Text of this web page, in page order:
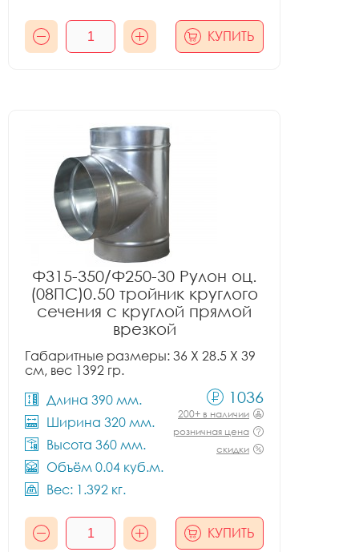
КУПИТЬ
Ф315-350/Ф250-30 Рулон оц.
(08ПС)0.50 тройник круглого
сечения с круглой прямой
врезкой
Габаритные размеры: 36 X 28.5 X 39
см, вес 1392 гр.
Длина 390 мм.
Ширина 320 мм.
Высота 360 мм.
Объём 0.04 куб.м.
Вес: 1.392 кг.
1036
200+ в наличии
розничная цена
скидки
КУПИТЬ